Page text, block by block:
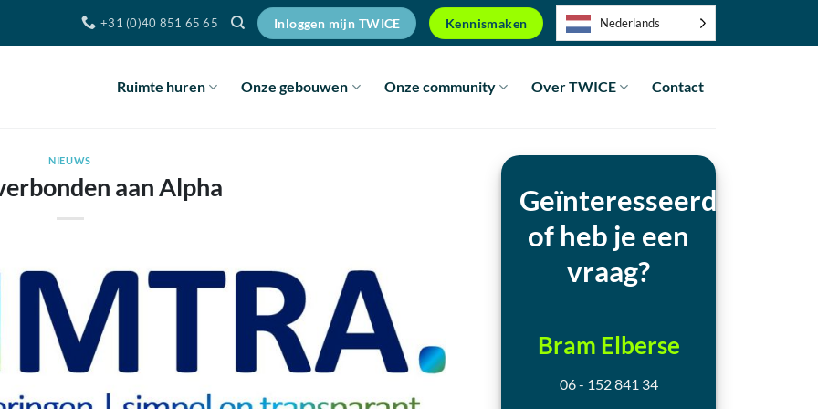
+31 (0)40 851 65 65 Inloggen mijn TWICE Kennismaken Nederlands
Ruimte huren Onze gebouwen Onze community Over TWICE Contact
NIEUWS
aan Alpha
Geïnteresseerd
of heb je een
vraag?
Bram Elberse
06 - 152 841 34